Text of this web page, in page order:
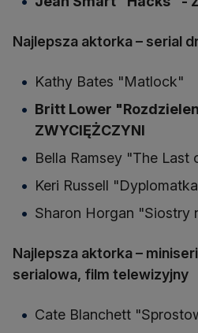
Najlepsza aktorka – serial
Kathy Bates "Matlock"
Britt Lower
ZWYCIĘŻCZYNI
Bella Ramsey "The Last
Keri Russell
Sharon Horgan "Siostry
Najlepsza aktorka –
serialowa, film telewizyjny
Cate Blanchett